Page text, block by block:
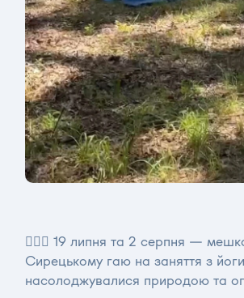
🧘🏼‍♀️ 19 липня та 2 серпня —
Сирецькому гаю на заняття з
насолоджувалися природою та